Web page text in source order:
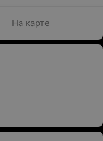
На карте